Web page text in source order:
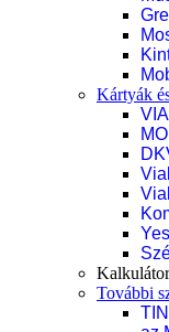
Kártyák
További